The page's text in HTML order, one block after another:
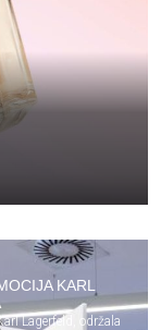
KARL
Lagerfeld, održala